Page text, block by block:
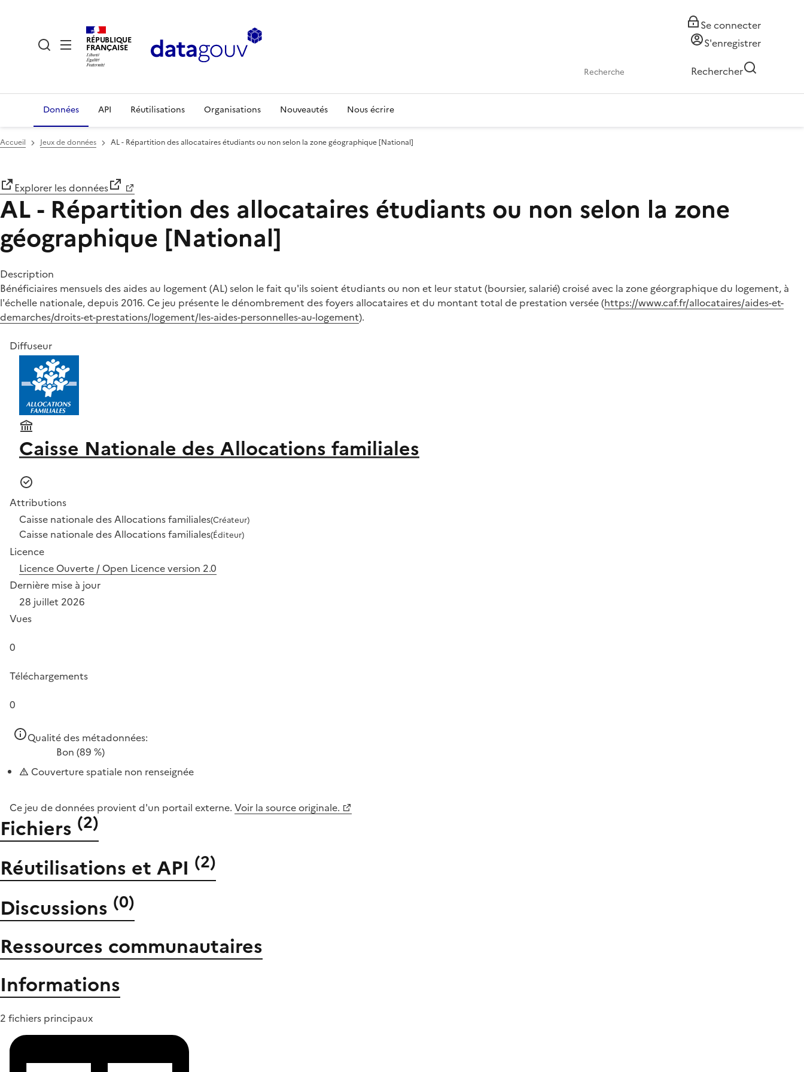
RÉPUBLIQUE
FRANÇAISE
Se connecter
S'enregistrer
Rechercher
Données API Réutilisations Organisations Nouveautés Nous écrire
Accueil Jeux de données AL - Répartition des allocataires étudiants ou non selon la zone géographique [National]
Explorer les données
AL - Répartition des allocataires étudiants ou non selon la zone
géographique [National]
Description
Bénéficiaires mensuels des aides au logement (AL) selon le fait qu'ils soient étudiants ou non et leur statut (boursier, salarié) croisé avec la zone géorgraphique du logement, à
l'échelle nationale, depuis 2016. Ce jeu présente le dénombrement des foyers allocataires et du montant total de prestation versée (https://www.caf.fr/allocataires/aides-et-
demarches/droits-et-prestations/logement/les-aides-personnelles-au-logement).
Diffuseur
Caisse Nationale des Allocations familiales
Attributions
Caisse nationale des Allocations familiales(Créateur)
Caisse nationale des Allocations familiales(Éditeur)
Licence
Licence Ouverte / Open Licence version 2.0
Dernière mise à jour
28 juillet 2026
Vues
0
Téléchargements
0
Qualité des métadonnées:
Bon (89 %)
Couverture spatiale non renseignée
Ce jeu de données provient d'un portail externe. Voir la source originale.
Fichiers (2)
Réutilisations et API (2)
Discussions (0)
Ressources communautaires
Informations
2 fichiers principaux